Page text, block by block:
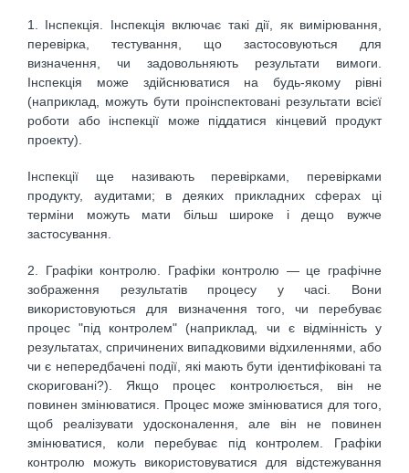
1. Інспекція. Інспекція включає такі дії, як вимірювання,
перевірка, тестування, що застосовуються для
визначення, чи задовольняють результати вимоги.
Інспекція може здійснюватися на будь-якому рівні
(наприклад, можуть бути проінспектовані результати всієї
роботи або інспекції може піддатися кінцевий продукт
проекту).
Інспекції ще називають перевірками, перевірками
продукту, аудитами; в деяких прикладних сферах ці
терміни можуть мати більш широке і дещо вужче
застосування.
2. Графіки контролю. Графіки контролю — це графічне
зображення результатів процесу у часі. Вони
використовуються для визначення того, чи перебуває
процес "під контролем" (наприклад, чи є відмінність у
результатах, спричинених випадковими відхиленнями, або
чи є непередбачені події, які мають бути ідентифіковані та
скориговані?). Якщо процес контролюється, він не
повинен змінюватися. Процес може змінюватися для того,
щоб реалізувати удосконалення, але він не повинен
змінюватися, коли перебуває під контролем. Графіки
контролю можуть використовуватися для відстежування